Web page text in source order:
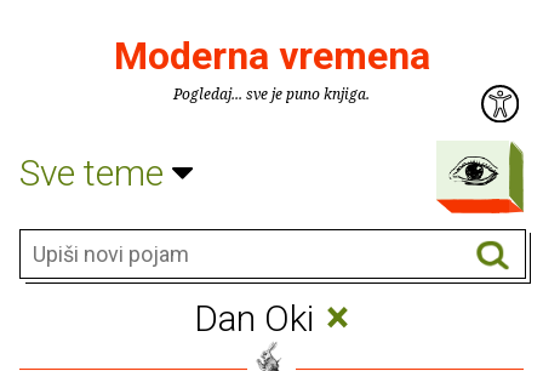
Moderna vremena
Pogledaj... sve je puno knjiga.
Sve teme
Dan Oki ×